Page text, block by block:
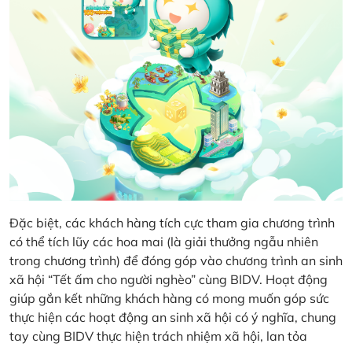
Đặc biệt, các khách hàng tích cực tham gia chương trình
có thể tích lũy các hoa mai (là giải thưởng ngẫu nhiên
trong chương trình) để đóng góp vào chương trình an sinh
xã hội “Tết ấm cho người nghèo” cùng BIDV. Hoạt động
giúp gắn kết những khách hàng có mong muốn góp sức
thực hiện các hoạt động an sinh xã hội có ý nghĩa, chung
tay cùng BIDV thực hiện trách nhiệm xã hội, lan tỏa